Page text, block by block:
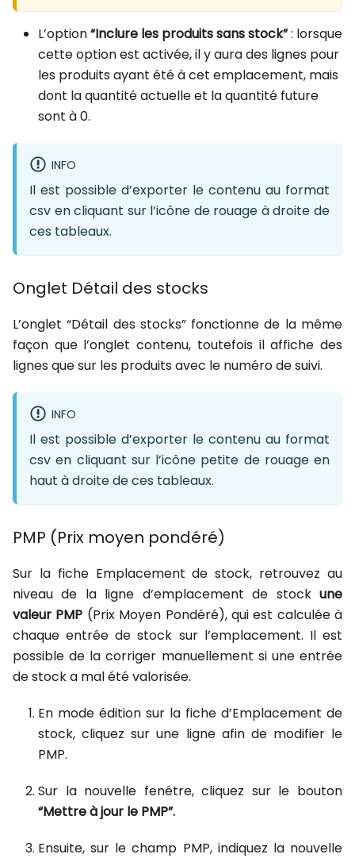
L’option“Inclure les produits sans stock”: lorsque
cette option est activée, il y aura des lignes pour
les produits ayant été à cet emplacement, mais
dont la quantité actuelle et la quantité future
sont à 0.
INFO
Il est possible d’exporter le contenu au format
csv en cliquant sur l’icône de rouage à droite de
ces tableaux.
Onglet Détail des stocks
L’onglet “Détail des stocks” fonctionne de la même
façon que l’onglet contenu, toutefois il affiche des
lignes que sur les produits avec le numéro de suivi.
INFO
Il est possible d’exporter le contenu au format
csv en cliquant sur l’icône petite de rouage en
haut à droite de ces tableaux.
PMP (Prix moyen pondéré)
Sur la fiche Emplacement de stock, retrouvez au
niveau de la ligne d’emplacement de stock une
valeur PMP (Prix Moyen Pondéré), qui est calculée à
chaque entrée de stock sur l’emplacement. Il est
possible de la corriger manuellement si une entrée
de stock a mal été valorisée.
En mode édition sur la fiche d’Emplacement de
stock, cliquez sur une ligne afin de modifier le
PMP.
Sur la nouvelle fenêtre, cliquez sur le bouton
“Mettre à jour le PMP”.
Ensuite, sur le champ PMP, indiquez la nouvelle